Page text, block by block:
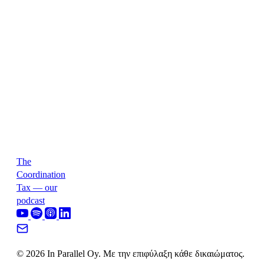
The
Coordination
Tax — our
podcast
© 2026 In Parallel Oy. Με την επιφύλαξη κάθε δικαιώματος.